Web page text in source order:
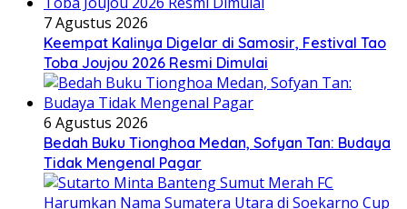
7 Agustus 2026
Keempat Kalinya Digelar di Samosir, Festival Tao
Toba Joujou 2026 Resmi Dimulai
6 Agustus 2026
Bedah Buku Tionghoa Medan, Sofyan Tan: Budaya
Tidak Mengenal Pagar